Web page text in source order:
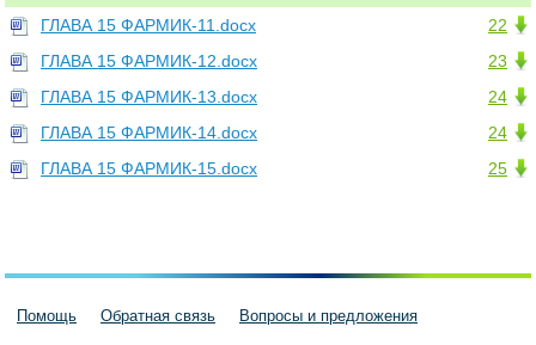
22
ГЛАВА 15 ФАРМИК-11.docx
23
ГЛАВА 15 ФАРМИК-12.docx
24
ГЛАВА 15 ФАРМИК-13.docx
24
ГЛАВА 15 ФАРМИК-14.docx
25
ГЛАВА 15 ФАРМИК-15.docx
Помощь Обратная связь Вопросы и предложения